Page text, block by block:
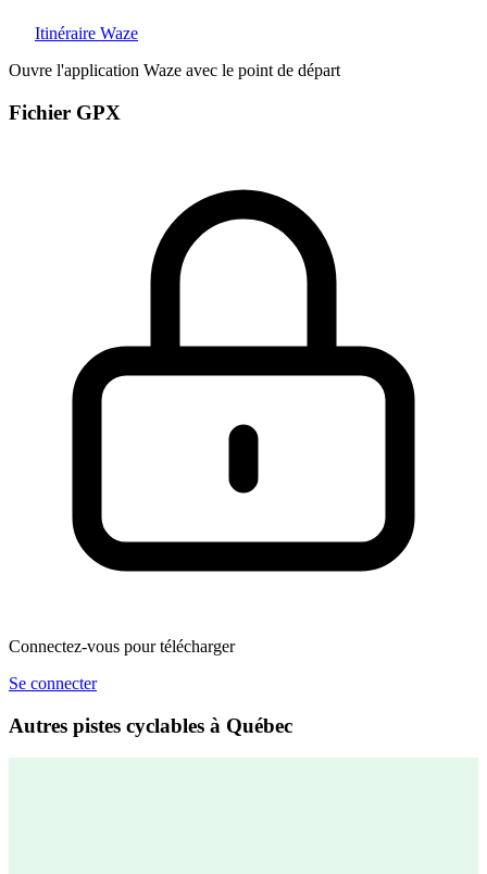
Itinéraire Waze
Ouvre l'application Waze avec le point de départ
Fichier GPX
Connectez-vous pour télécharger
Se connecter
Autres pistes cyclables à Québec